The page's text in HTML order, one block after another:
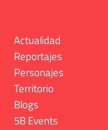
Actualidad
Reportajes
Personajes
Territorio
Blogs
5B Events